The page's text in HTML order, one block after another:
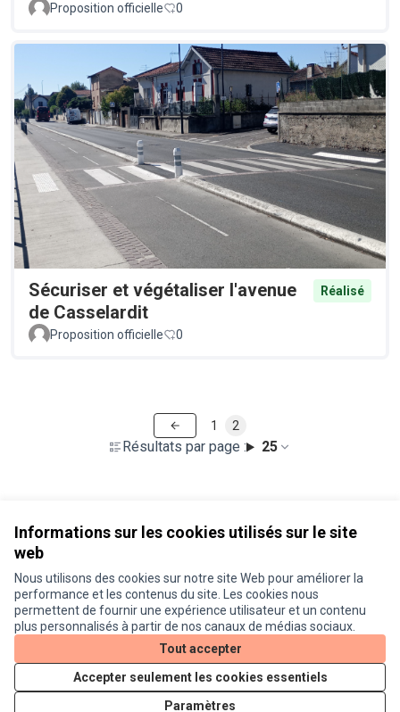
Informations sur les cookies utilisés sur le site
web
Nous utilisons des cookies sur notre site Web pour améliorer la
performance et les contenus du site. Les cookies nous
permettent de fournir une expérience utilisateur et un contenu
plus personnalisés à partir de nos canaux de médias sociaux.
Tout accepter
Accepter seulement les cookies essentiels
Paramètres
Proposition officielle 0
Sécuriser et végétaliser l'avenue
de Casselardit
Réalisé
Proposition officielle 0
Résultats par page : 25
1 2
Conditions d'utilisation
Paramètres des cookies
Je participe ! sur X
(Lien externe)
Je participe ! sur Facebook
Je participe ! sur Instagram
Licence
(Lien